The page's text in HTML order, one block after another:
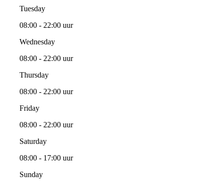
Tuesday
08:00 - 22:00 uur
Wednesday
08:00 - 22:00 uur
Thursday
08:00 - 22:00 uur
Friday
08:00 - 22:00 uur
Saturday
08:00 - 17:00 uur
Sunday